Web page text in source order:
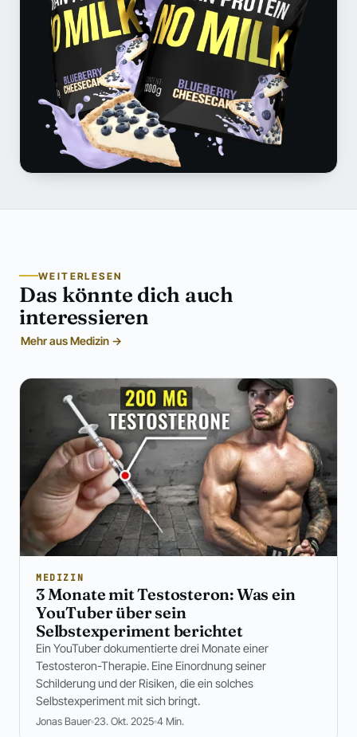
WEITERLESEN
Das könnte dich auch
interessieren
Mehr aus Medizin →
MEDIZIN
3 Monate mit Testosteron: Was ein
YouTuber über sein
Selbstexperiment berichtet
Ein YouTuber dokumentierte drei Monate einer
Testosteron-Therapie. Eine Einordnung seiner
Schilderung und der Risiken, die ein solches
Selbstexperiment mit sich bringt.
Jonas Bauer 23. Okt. 2025 4 Min.